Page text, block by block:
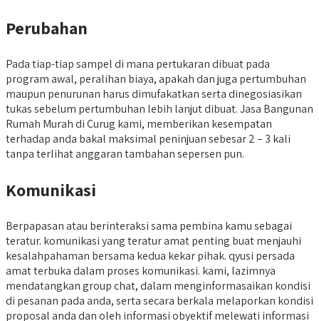
Perubahan
Pada tiap-tiap sampel di mana pertukaran dibuat pada
program awal, peralihan biaya, apakah dan juga pertumbuhan
maupun penurunan harus dimufakatkan serta dinegosiasikan
tukas sebelum pertumbuhan lebih lanjut dibuat. Jasa Bangunan
Rumah Murah di Curug kami, memberikan kesempatan
terhadap anda bakal maksimal peninjuan sebesar 2 – 3 kali
tanpa terlihat anggaran tambahan sepersen pun.
Komunikasi
Berpapasan atau berinteraksi sama pembina kamu sebagai
teratur. komunikasi yang teratur amat penting buat menjauhi
kesalahpahaman bersama kedua kekar pihak. qyusi persada
amat terbuka dalam proses komunikasi. kami, lazimnya
mendatangkan group chat, dalam menginformasaikan kondisi
di pesanan pada anda, serta secara berkala melaporkan kondisi
proposal anda dan oleh informasi obyektif melewati informasi